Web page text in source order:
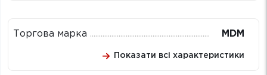
Торгова марка MDM
Показати всі характеристики